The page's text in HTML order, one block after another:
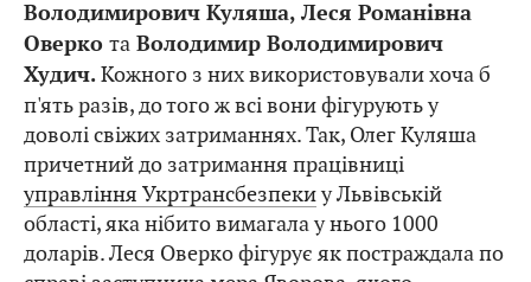
Володимирович Куляша, Леся Романівна
Оверко та Володимир Володимирович
Худич.Кожного з них використовували хоча б
п'ять разів, до того ж всі вони фігурують у
доволі свіжих затриманнях. Так, Олег Куляша
причетний до затримання працівниці
управління Укртрансбезпекиу Львівській
області, яка нібито вимагала у нього 1000
доларів. Леся Оверко фігурує як постраждала по